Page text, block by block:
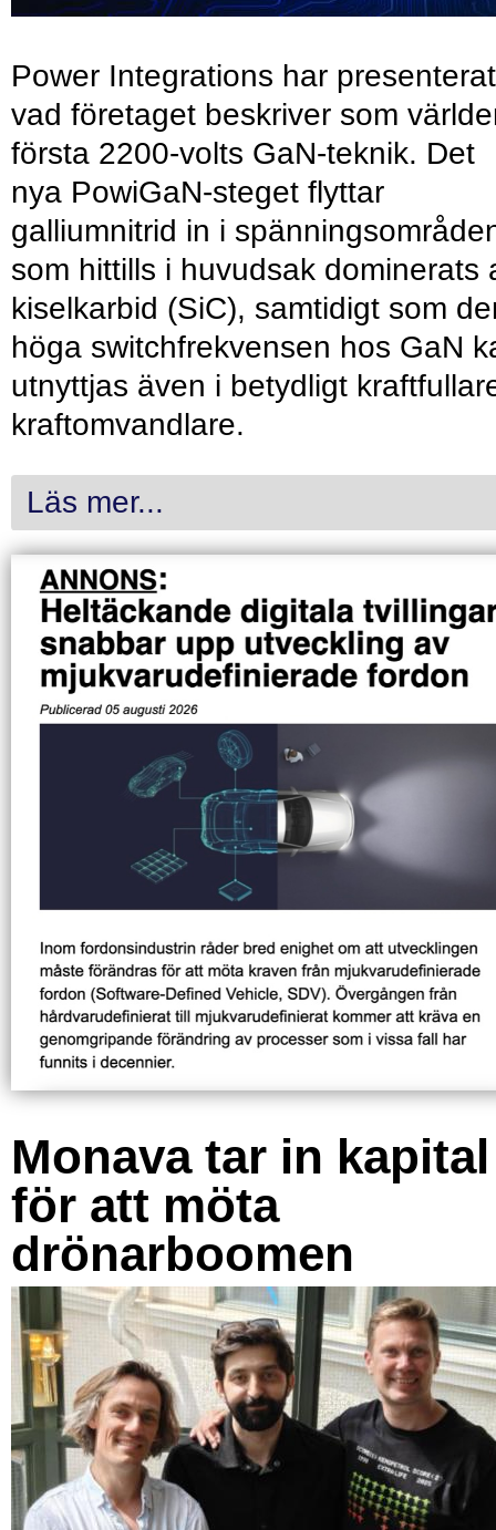
Power Integrations har presenterat
vad företaget beskriver som
första 2200-volts GaN-teknik. Det
nya PowiGaN-steget flyttar
galliumnitrid in i
som hittills i huvudsak dominerats
kiselkarbid (SiC), samtidigt som
höga switchfrekvensen hos GaN
utnyttjas även i betydligt
kraftomvandlare.
Läs mer...
Monava tar in kapital
för att möta
drönarboomen